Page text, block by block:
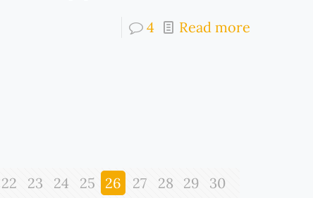
4 Read more
22 23 24 25 26 27 28 29
30